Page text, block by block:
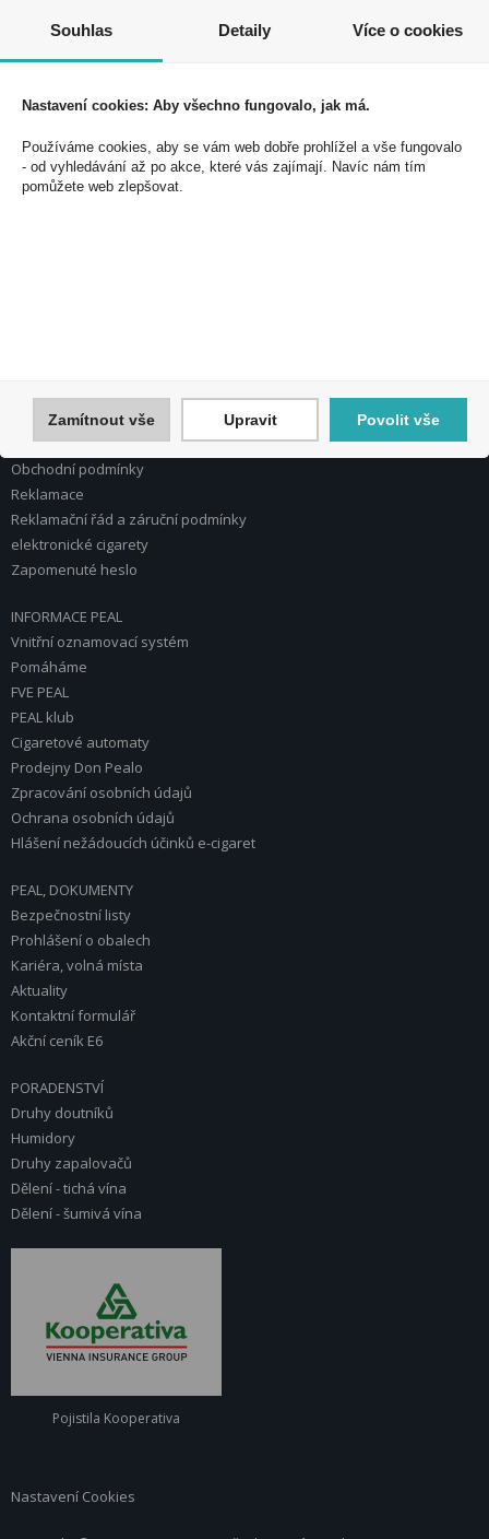
PEAL a.s.
U Plynárny 412/101
Registrace
Přihlášení
Nápověda k registraci a nákupu
Obchodní podmínky
Reklamace
Reklamační řád a záruční podmínky
elektronické cigarety
Zapomenuté heslo
INFORMACE PEAL
Vnitřní oznamovací systém
Pomáháme
FVE PEAL
PEAL klub
Cigaretové automaty
Prodejny Don Pealo
Zpracování osobních údajů
Ochrana osobních údajů
Hlášení nežádoucích účinků e-cigaret
PEAL, DOKUMENTY
Bezpečnostní listy
Prohlášení o obalech
Kariéra, volná místa
Aktuality
Kontaktní formulář
Akční ceník E6
PORADENSTVÍ
Druhy doutníků
Humidory
Druhy zapalovačů
Dělení - tichá vína
Dělení - šumivá vína
Pojistila Kooperativa
Nastavení Cookies
Souhlas Detaily Více o cookies
Nastavení cookies: Aby všechno fungovalo, jak má.
Používáme cookies, aby se vám web dobře prohlížel a vše fungovalo
- od vyhledávání až po akce, které vás zajímají. Navíc nám tím
pomůžete web zlepšovat.
Zamítnout vše Upravit Povolit vše